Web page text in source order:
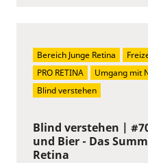
Blind verstehen |
und Bier - Das
Retina
Bereich Junge Retina
PRO RETINA
Umgang mit
Blind verstehen